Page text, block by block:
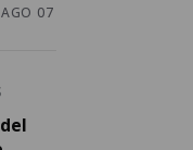
07